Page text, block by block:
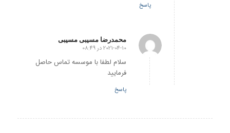
پاسخ
محمدرضا مسیبی مسیبی
گفته:
2021-04-10 در 08:49
سلام لطفا با موسسه تماس حاصل
فرمایید
پاسخ